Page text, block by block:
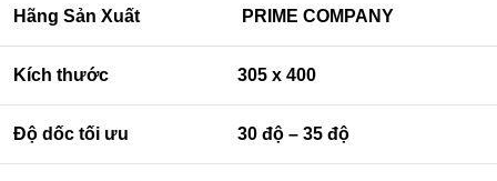
Hãng Sản Xuất PRIME COMPANY
Kích thước 305 x 400
Độ dốc tối ưu 30 độ – 35 độ